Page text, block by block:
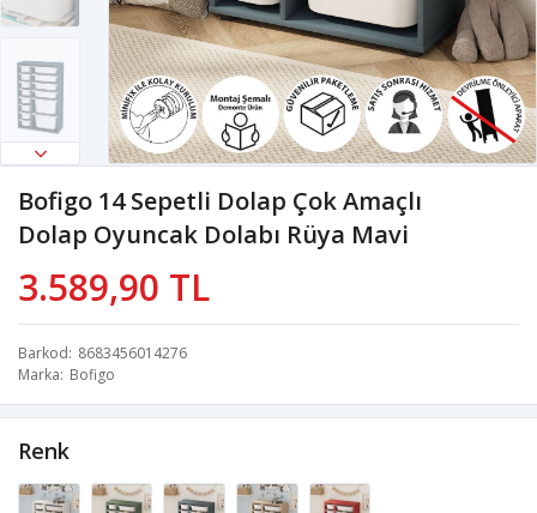
Bofigo 14 Sepetli Dolap Çok Amaçlı
Dolap Oyuncak Dolabı Rüya Mavi
3.589,90 TL
Barkod 8683456014276
Marka Bofigo
Renk